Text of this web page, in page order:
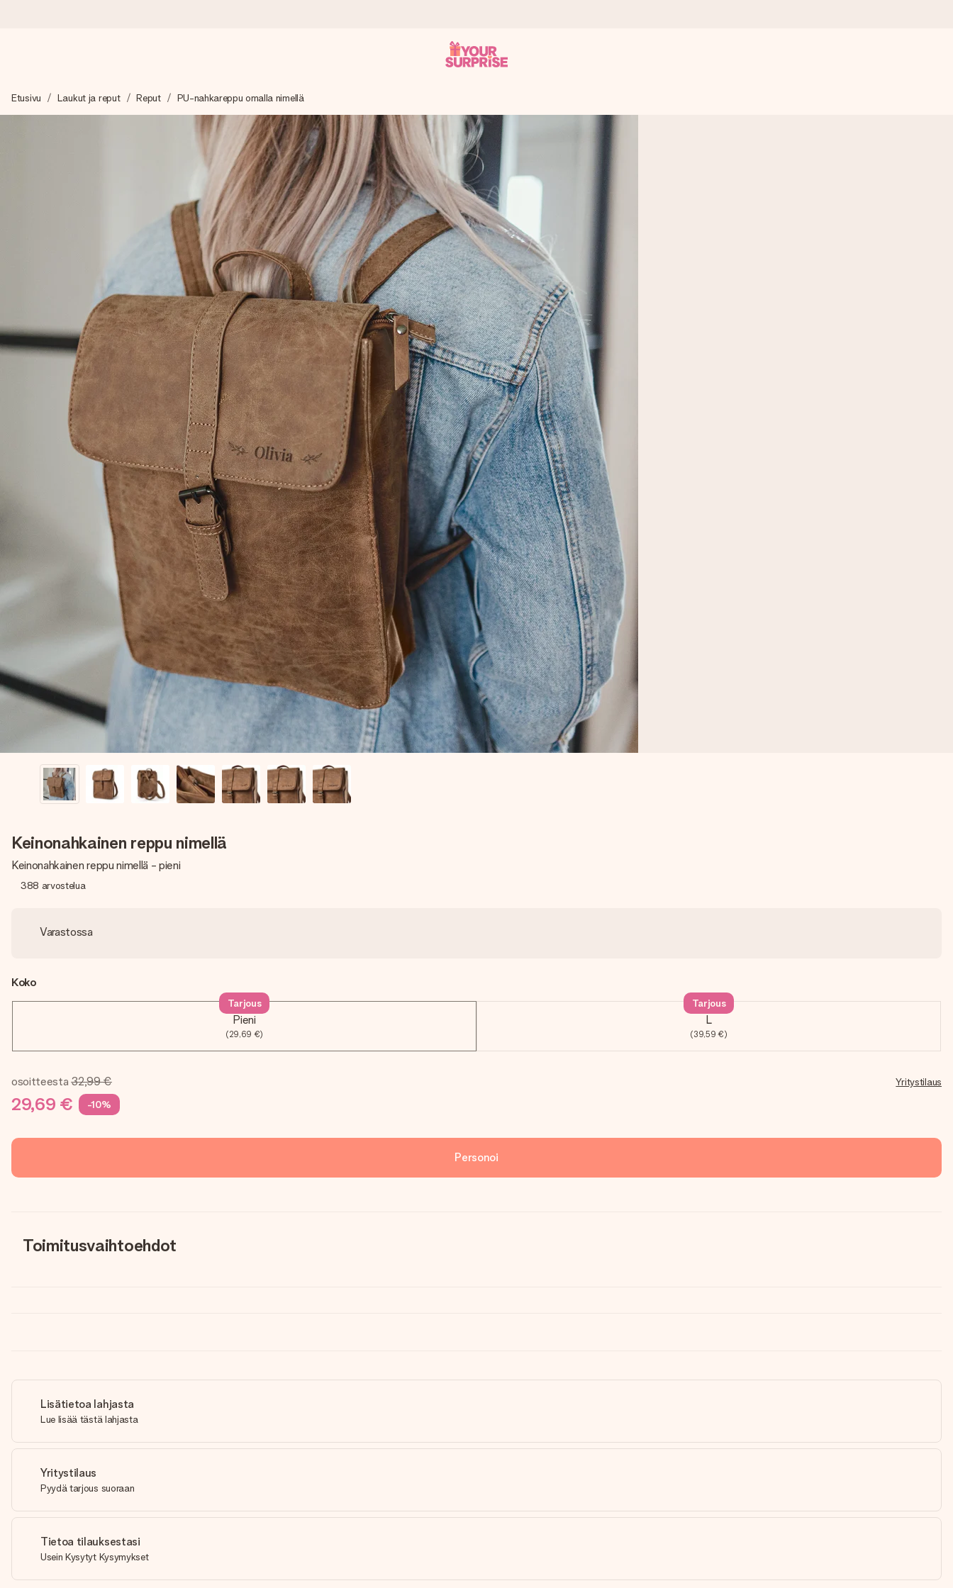
Valmistamme lahjasi huolella ja lähetämme sen hetkessä, jotta voit antaa sen juuri oikeaan aikaan, kun sillä on eniten
merkitystä.
4,8 (+15 000 arvostelun perusteella)
Lahjamme inspiroivat. Asiakkaiden arvosana on 4,8 Google Reviewsissä.
Tilaa tänään – personoitu lahja valmistuu ja lähtee matkaan nopeammin kuin ehdit sanoa “yllätys!”
Etusivu Laukut ja reput Reput PU-nahkareppu omalla nimellä
Keinonahkainen reppu nimellä
Keinonahkainen reppu nimellä - pieni
388 arvostelua
Varastossa
Koko
Pieni
(29,69 €)
Tarjous
L
(39,59 €)
Tarjous
osoitteesta 32,99 €
29,69 € -10%
Yritystilaus
Personoi
Toimitusvaihtoehdot
Lisätietoa lahjasta
Lue lisää tästä lahjasta
Yritystilaus
Pyydä tarjous suoraan
Tietoa tilauksestasi
Usein Kysytyt Kysymykset